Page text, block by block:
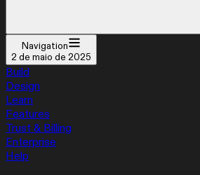
Navigation
2 de maio de 2025
Build
Design
Learn
Features
Trust & Billing
Enterprise
Help